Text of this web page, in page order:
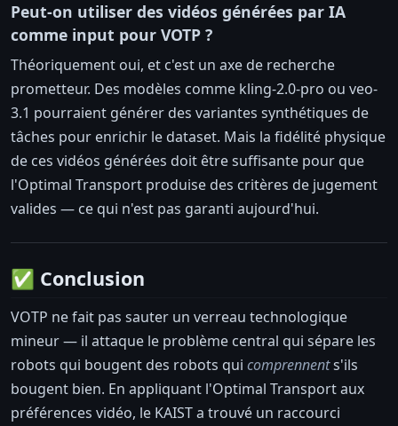
Peut-on utiliser des vidéos générées par IA
comme input pour VOTP ?
Théoriquement oui, et c'est un axe de recherche
prometteur. Des modèles comme kling-2.0-pro ou veo-
3.1 pourraient générer des variantes synthétiques de
tâches pour enrichir le dataset. Mais la fidélité physique
de ces vidéos générées doit être suffisante pour que
l'Optimal Transport produise des critères de jugement
valides — ce qui n'est pas garanti aujourd'hui.
✅ Conclusion
VOTP ne fait pas sauter un verreau technologique
mineur — il attaque le problème central qui sépare les
robots qui bougent des robots qui comprennents'ils
bougent bien. En appliquant l'Optimal Transport aux
préférences vidéo, le KAIST a trouvé un raccourci